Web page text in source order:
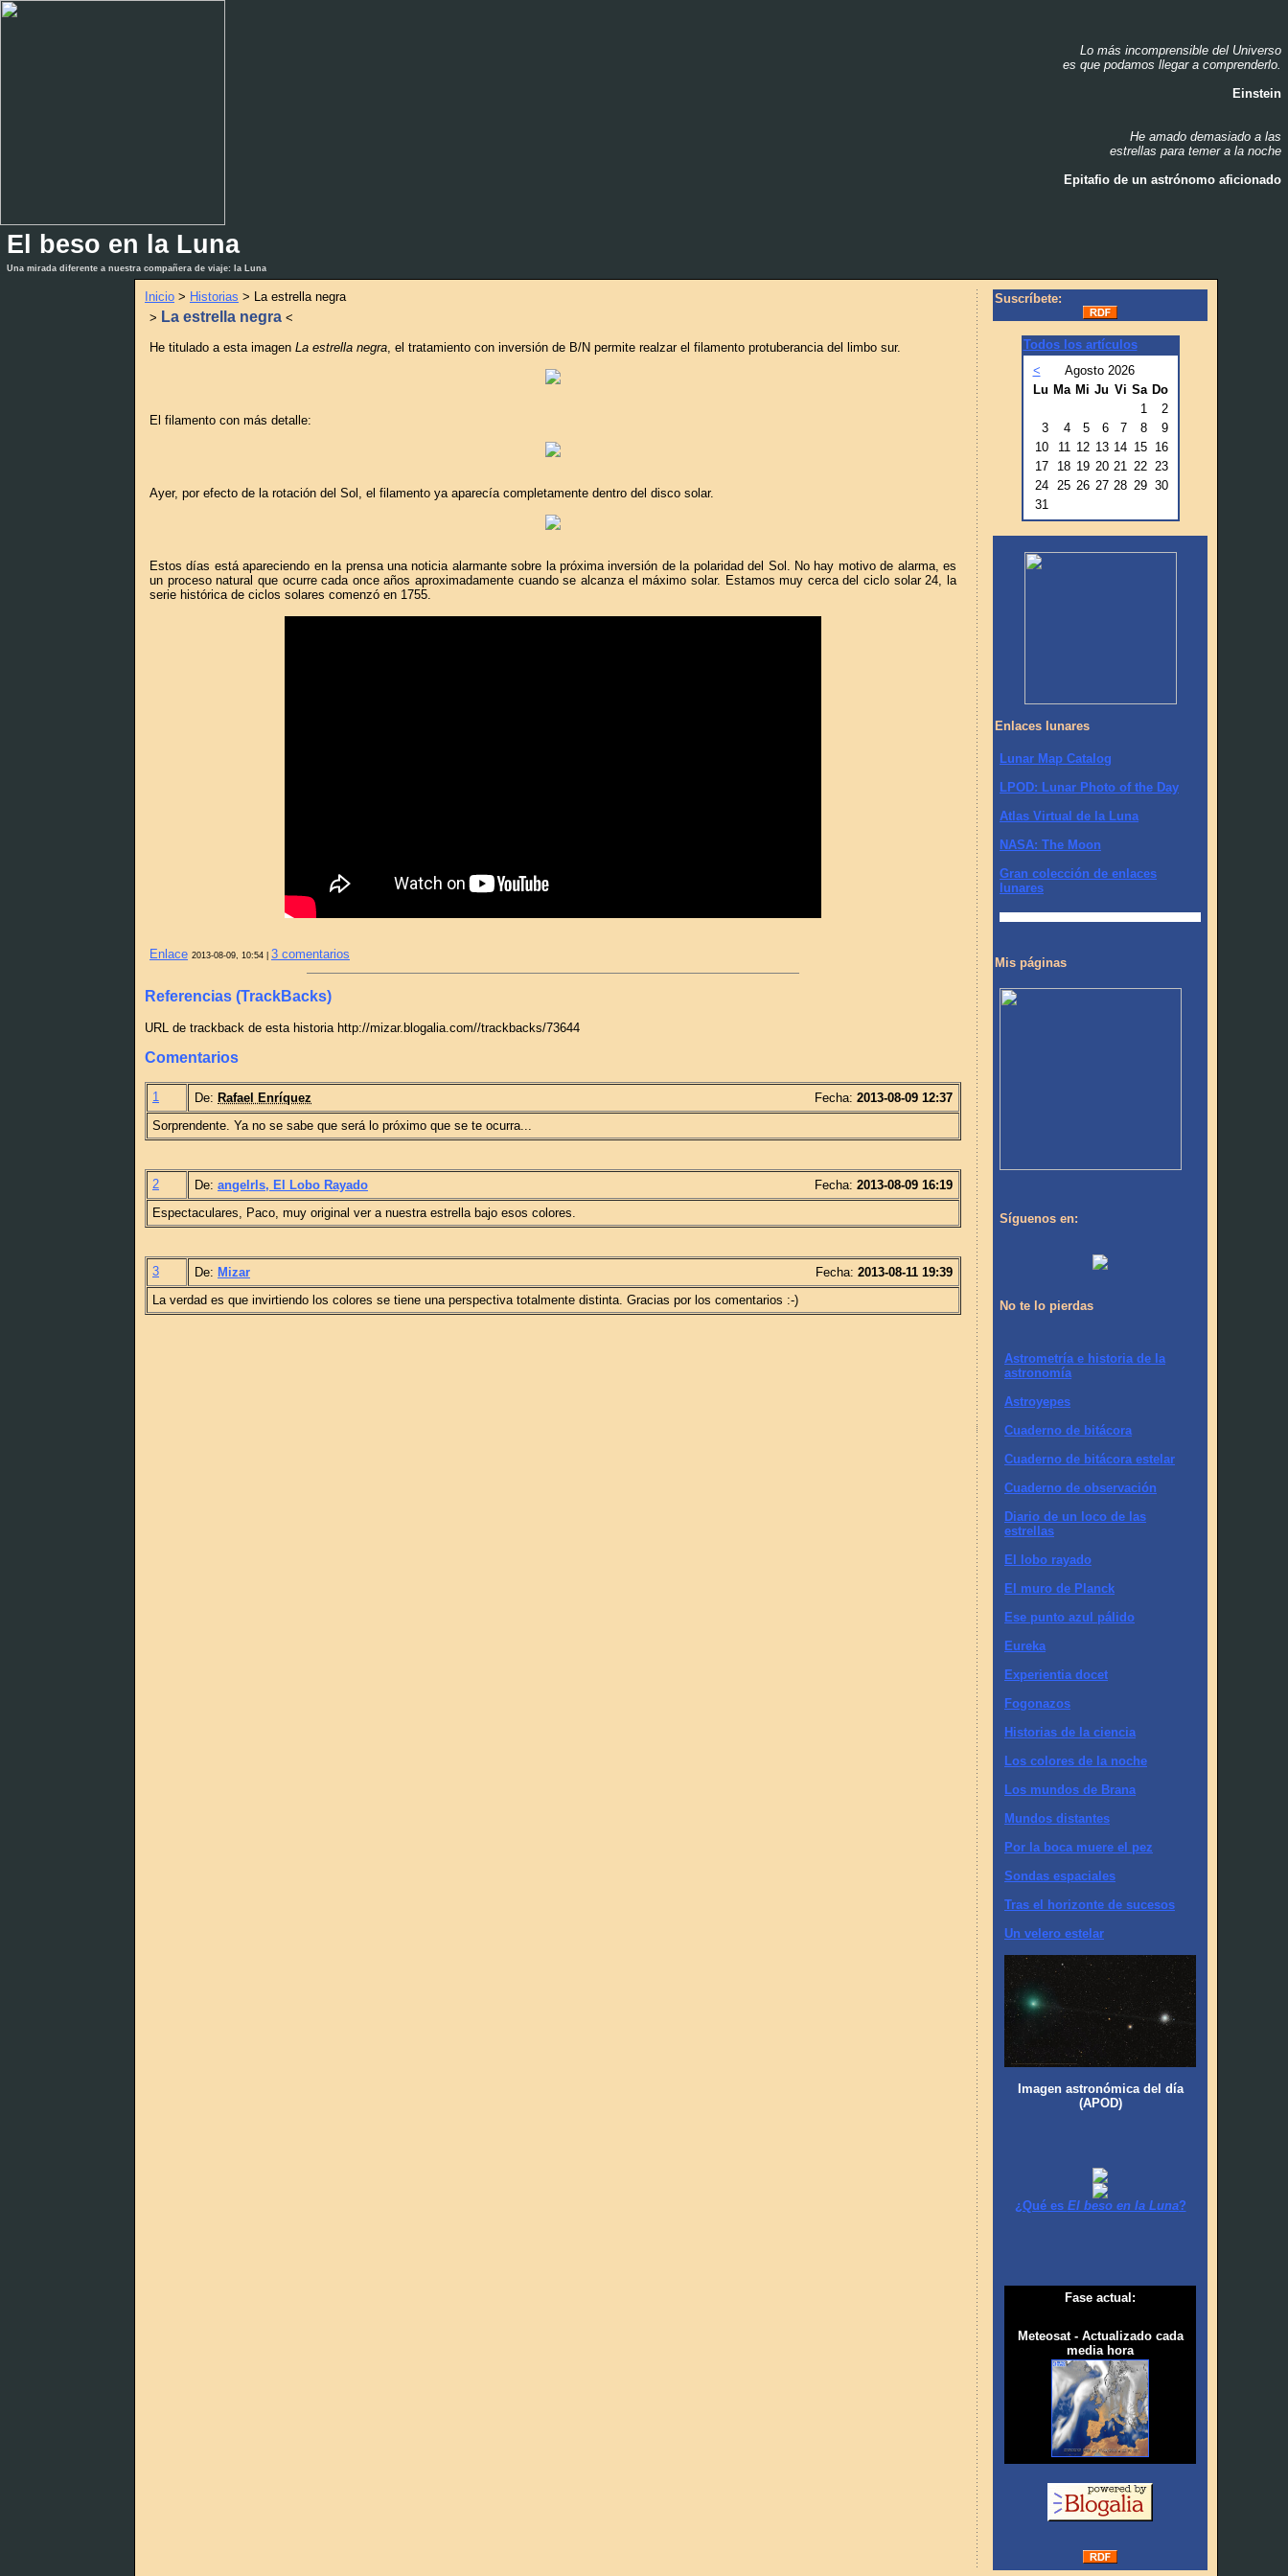
Lo más incomprensible del Universo
es que podamos llegar a comprenderlo.
Einstein
He amado demasiado a las
estrellas para temer a la noche
Epitafio de un astrónomo aficionado
El beso en la Luna
Una mirada diferente a nuestra compañera de viaje: la Luna
Inicio > Historias > La estrella negra
> La estrella negra <
He titulado a esta imagen La estrella negra, el tratamiento con inversión de B/N permite realzar el filamento protuberancia del limbo sur.
El filamento con más detalle:
Ayer, por efecto de la rotación del Sol, el filamento ya aparecía completamente dentro del disco solar.
Estos días está apareciendo en la prensa una noticia alarmante sobre la próxima inversión de la polaridad del Sol. No hay motivo de alarma, es
un proceso natural que ocurre cada once años aproximadamente cuando se alcanza el máximo solar. Estamos muy cerca del ciclo solar 24, la
serie histórica de ciclos solares comenzó en 1755.
Enlace 2013-08-09, 10:54 | 3 comentarios
Referencias (TrackBacks)
URL de trackback de esta historia http://mizar.blogalia.com//trackbacks/73644
Comentarios
1 De: Rafael Enríquez Fecha: 2013-08-09 12:37
Sorprendente. Ya no se sabe que será lo próximo que se te ocurra...
2 De: angelrls, El Lobo Rayado Fecha: 2013-08-09 16:19
Espectaculares, Paco, muy original ver a nuestra estrella bajo esos colores.
3 De: Mizar Fecha: 2013-08-11 19:39
La verdad es que invirtiendo los colores se tiene una perspectiva totalmente distinta. Gracias por los comentarios :-)
Suscríbete:
Todos los artículos
<
Agosto 2026
Lu Ma Mi Ju Vi Sa Do
1
2
3
4 5 6 7 8
9
10
11 12 13 14 15
16
17
18 19 20 21 22 23
24
25 26 27 28 29 30
31
Enlaces lunares
Lunar Map Catalog
LPOD: Lunar Photo of the Day
Atlas Virtual de la Luna
NASA: The Moon
Gran colección de enlaces
lunares
Mis páginas
Síguenos en:
No te lo pierdas
Astrometría e historia de la
astronomía
Astroyepes
Cuaderno de bitácora
Cuaderno de bitácora estelar
Cuaderno de observación
Diario de un loco de las
estrellas
El lobo rayado
El muro de Planck
Ese punto azul pálido
Eureka
Experientia docet
Fogonazos
Historias de la ciencia
Los colores de la noche
Los mundos de Brana
Mundos distantes
Por la boca muere el pez
Sondas espaciales
Tras el horizonte de sucesos
Un velero estelar
Imagen astronómica del día
(APOD)
¿Qué es El beso en la Luna?
Fase actual:
Meteosat - Actualizado cada
media hora